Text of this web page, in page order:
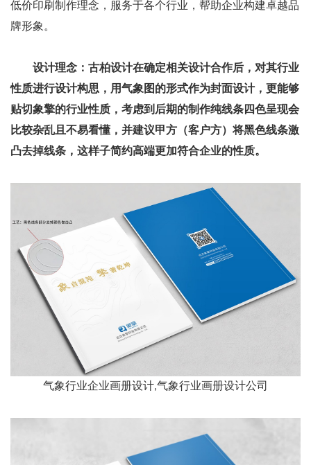
低价印刷制作理念，服务于各个行业，帮助企业构建卓越品
牌形象。
设计理念：古柏设计在确定相关设计合作后，对其行业
性质进行设计构思，用气象图的形式作为封面设计，更能够
贴切象擎的行业性质，考虑到后期的制作纯线条四色呈现会
比较杂乱且不易看懂，并建议甲方（客户方）将黑色线条激
凸去掉线条，这样子简约高端更加符合企业的性质。
气象行业企业画册设计,气象行业画册设计公司